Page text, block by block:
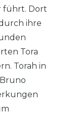
führt. Dort
ihre
Tora
Torah in